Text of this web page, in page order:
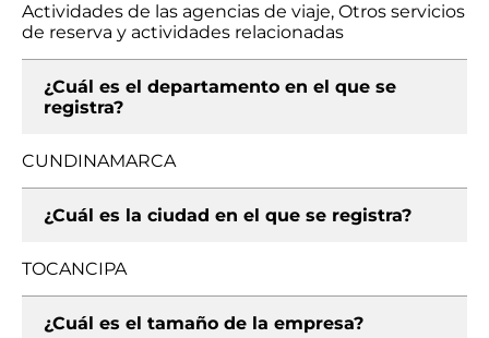
Actividades de las agencias de viaje, Otros servicios
de reserva y actividades relacionadas
¿Cuál es el departamento en el que se
registra?
CUNDINAMARCA
¿Cuál es la ciudad en el que se registra?
TOCANCIPA
¿Cuál es el tamaño de la empresa?